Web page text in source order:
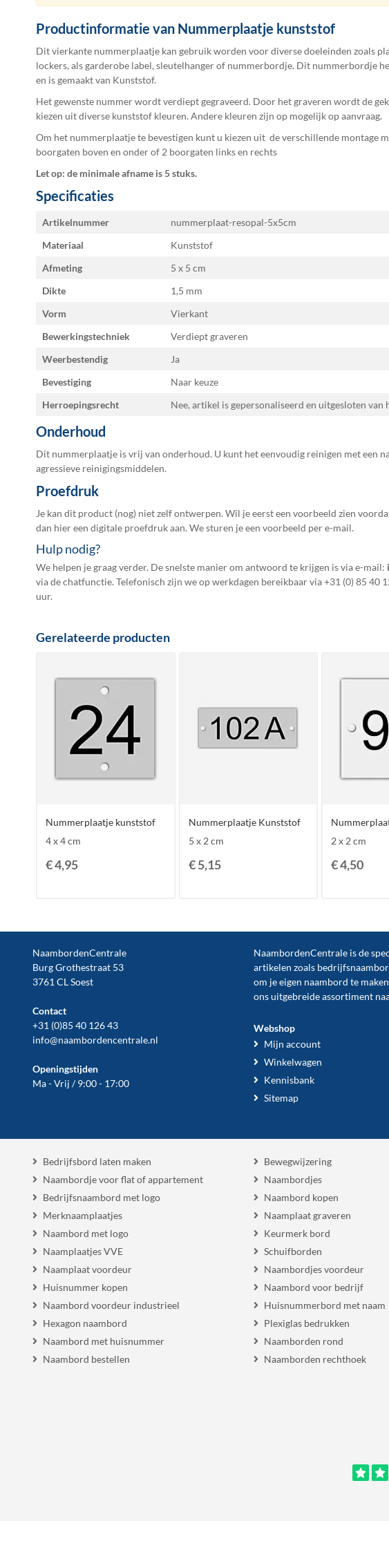
de
gallerij
Productinformatie van Nummerplaatje kunststof
Dit vierkante nummerplaatje kan gebruik worden voor diverse doeleinden zoals
lockers, als garderobe label, sleutelhanger of nummerbordje. Dit nummerbordje
en is gemaakt van Kunststof.
Het gewenste nummer wordt verdiept gegraveerd. Door het graveren wordt de
kiezen uit diverse kunststof kleuren. Andere kleuren zijn op mogelijk op aanvraag.
Om het nummerplaatje te bevestigen kunt u kiezen uit de verschillende montage
boorgaten boven en onder of 2 boorgaten links en rechts
Let op: de minimale afname is 5 stuks.
Specificaties
Specificaties
Artikelnummer
nummerplaat-resopal-5x5cm
Materiaal
Kunststof
Afmeting
5 x 5
Dikte
1,5 mm
Vorm
Vierkant
Bewerkingstechniek
Verdiept graveren
Weerbestendig
Ja
Bevestiging
Naar keuze
Herroepingsrecht
Nee, artikel is gepersonaliseerd en uitgesloten van
Onderhoud
Dit nummerplaatje is vrij van onderhoud. U kunt het eenvoudig reinigen met een
agressieve reinigingsmiddelen.
Proefdruk
Je kan dit product (nog) niet zelf ontwerpen. Wil je eerst een voorbeeld zien
dan hier een digitale proefdrukaan. We sturen je een voorbeeld per e-mail.
Hulp nodig?
We helpen je graag verder. De snelste manier om antwoord te krijgen is via e-mail:
via de chatfunctie. Telefonisch zijn we op werkdagen bereikbaar via+31 (0) 85 40
uur.
Gerelateerde producten
Nummerplaatje kunststof
4 x 4 cm
€ 4,95
Nummerplaatje Kunststof
5 x 2 cm
€ 5,15
2 x 2 cm
€ 4,50
NaambordenCentrale
Burg Grothestraat 53
3761 CL Soest
Contact
+31 (0)85 40 126 43
info@naambordencentrale.nl
Openingstijden
Ma - Vrij / 9:00 - 17:00
NaambordenCentrale is de
artikelen zoals
om je eigen naambord te
ons uitgebreide assortiment
Webshop
Mijn account
Winkelwagen
Kennisbank
Sitemap
Bedrijfsbord laten maken
Naambordje voor flat of appartement
Bedrijfsnaambord met logo
Merknaamplaatjes
Naambord met logo
Naamplaatjes VVE
Naamplaat voordeur
Huisnummer kopen
Naambord voordeur industrieel
Hexagon naambord
Naambord met huisnummer
Naambord bestellen
Bewegwijzering
Naambordjes
Naambord kopen
Naamplaat graveren
Keurmerk bord
Schuifborden
Naambordjes voordeur
Naambord voor bedrijf
Huisnummerbord met naam
Plexiglas bedrukken
Naamborden rond
Naamborden rechthoek